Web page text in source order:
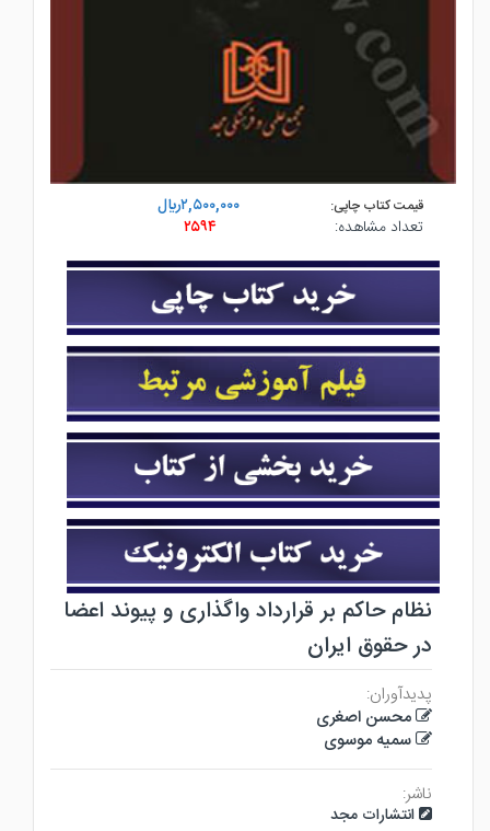
قیمت کتاب چاپی:
۲,۵۰۰,۰۰۰ريال
تعداد مشاهده:
۲۵۹۴
نظام حاکم بر قرارداد واگذاری و پیوند اعضا
در حقوق ایران
پدیدآوران:
محسن اصغری
سمیه موسوی
ناشر:
انتشارات مجد